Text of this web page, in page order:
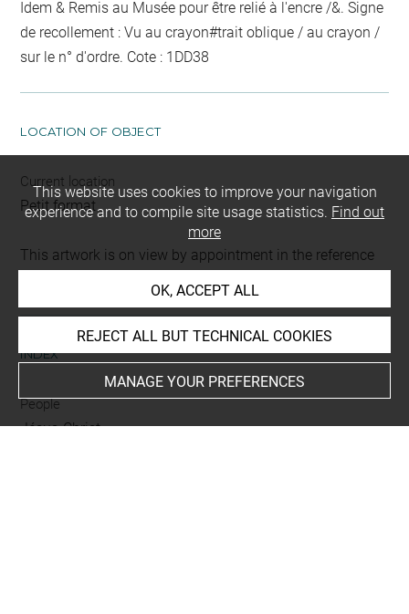
Idem & Remis au Musée pour être relié à l'encre /&. Signe
de recollement :Vu au crayon#trait oblique / au crayon /
sur le n° d'ordre. Cote : 1DD38
LOCATION OF OBJECT
Current location
Petit format
This artwork is on view by appointment in the reference
INDEX
People
Jésus-Christ
This website uses cookies to improve your navigation
experience and to compile site usage statistics. Find out
more
OK, ACCEPT ALL
REJECT ALL BUT TECHNICAL COOKIES
MANAGE YOUR PREFERENCES